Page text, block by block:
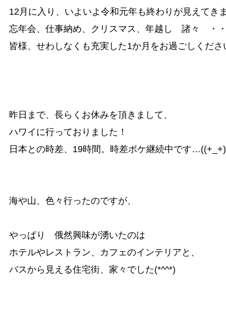
12月に入り、いよいよ令和元年も終わりが見えてき
忘年会、仕事納め、クリスマス、年越し　諸々　・
昨日まで、長らくお休みを頂きまして、
ハワイに行っておりました！
日本との時差、19時間。時差ボケ継続中です
海や山、色々行ったのですが、
やっぱり　俄然興味が湧いたのは
ホテルやレストラン、カフェのインテリアと、
バスから見える住宅街、家々でした(*^^*)